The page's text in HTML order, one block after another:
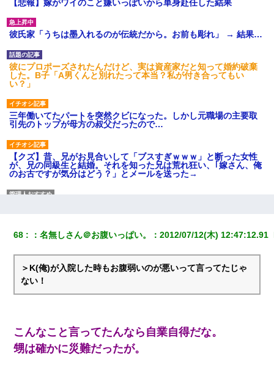
【悲報】嫁がワイのこと嫌いっぽいから単身赴任した結果
彼氏家「うちは墨入れるのが伝統だから。お前も彫れ」 → 結果…
彼にプロポーズされたんだけど、実は資産家だと知って婚約破棄
した。B子「A男くんと別れたって本当？私が付き合ってもい
い？」
三年働いてたパートを突然クビになった。しかし元職場の主要取
引先のトップが母方の叔父だったので…
【クズ】昔、兄がお見合いして「ブスすぎｗｗｗ」と断った女性
が、兄の同級生と結婚。それを知った兄は荒れ狂い、｢嫁さん、俺
のお古ですが気分はどう？」とメールを送った→
日航機墜落事故の「ここからは日本語で大丈夫ですよ〜」の絶望
感がヤバイ・・・
新築の家で。クラクラするくらいの「白粉の匂い」が鼻につくも
小学生の妹が20代の弟とチューしてるのに、見て見ぬふりの親を
見てから実家を出た。それから15年、妹が弟の子を妊娠したらし
68 ：名無しさん＠お腹いっぱい。 ：2012/07/12(木) 12:47:12.91
＞K(俺)が入院した時もお腹弱いのが悪いって言ってたじゃ
ない！
こんなこと言ってたんなら自業自得だな。
甥は確かに災難だったが。